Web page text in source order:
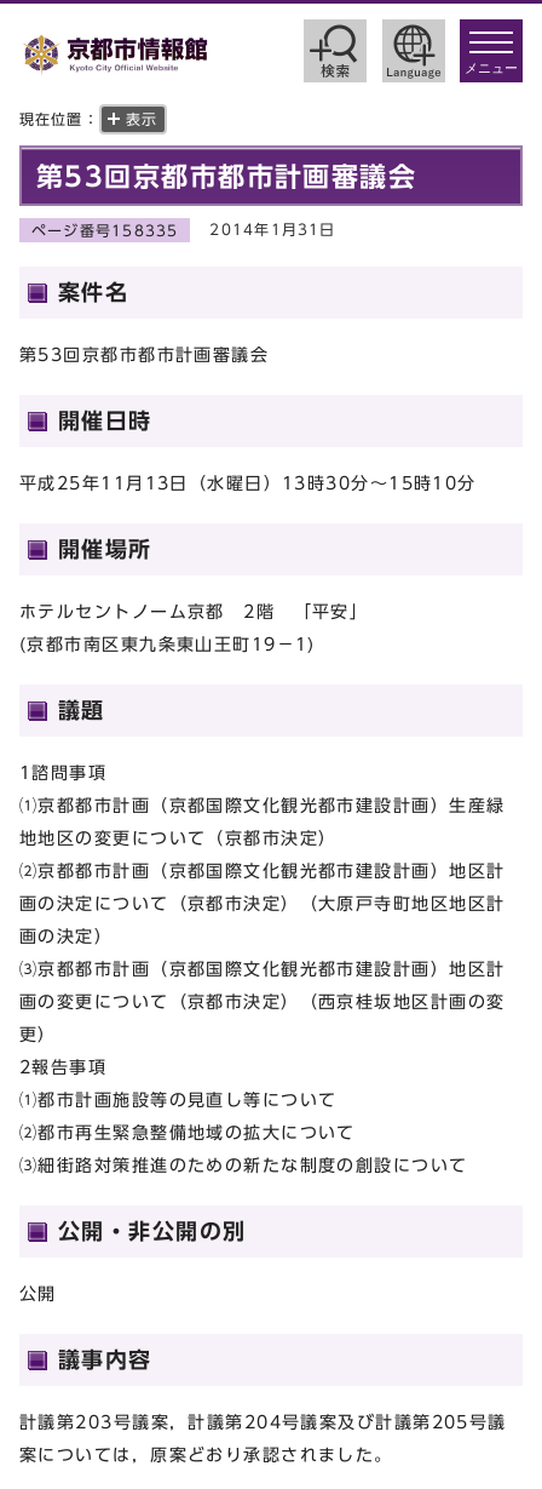
toggle
メニュー
現在位置： 表示
第53回京都市都市計画審議会
ページ番号158335 2014年1月31日
案件名
第53回京都市都市計画審議会
開催日時
平成25年11月13日（水曜日）13時30分～15時10分
開催場所
ホテルセントノーム京都 2階 「平安」
(京都市南区東九条東山王町19－1)
議題
1諮問事項
⑴京都都市計画（京都国際文化観光都市建設計画）生産緑
地地区の変更について（京都市決定）
⑵京都都市計画（京都国際文化観光都市建設計画）地区計
画の決定について（京都市決定）（大原戸寺町地区地区計
画の決定）
⑶京都都市計画（京都国際文化観光都市建設計画）地区計
画の変更について（京都市決定）（西京桂坂地区計画の変
更）
2報告事項
⑴都市計画施設等の見直し等について
⑵都市再生緊急整備地域の拡大について
⑶細街路対策推進のための新たな制度の創設について
公開・非公開の別
公開
議事内容
計議第203号議案，計議第204号議案及び計議第205号議
案については，原案どおり承認されました。